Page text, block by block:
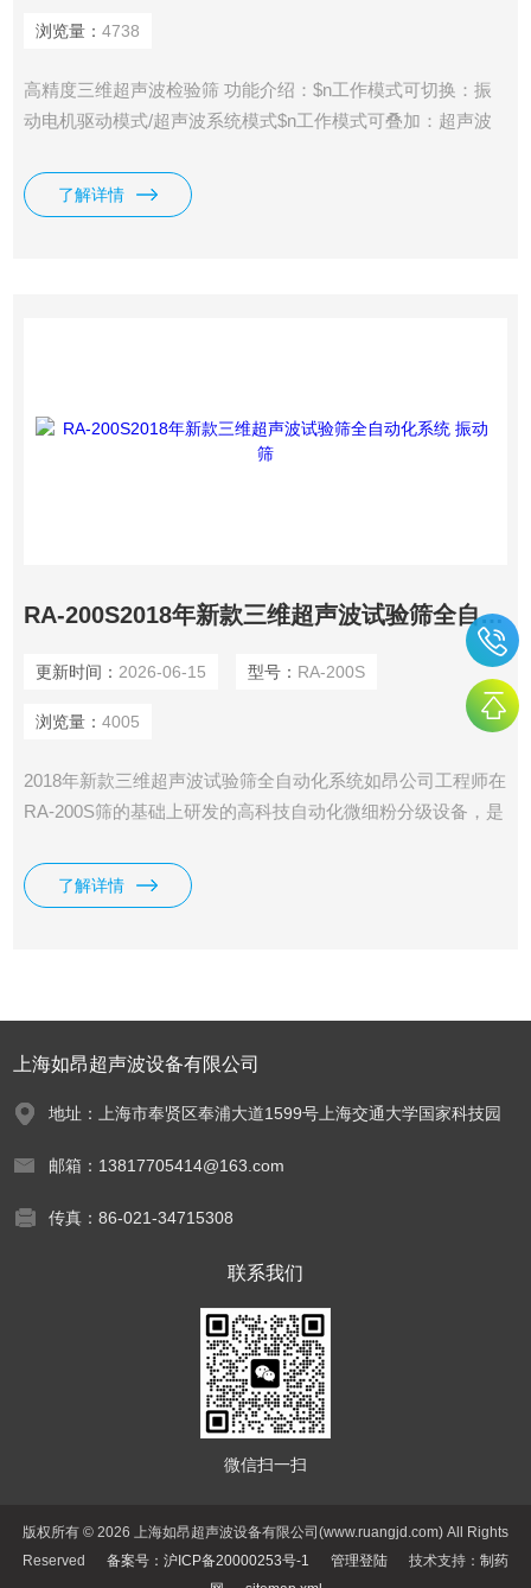
浏览量： 4738
高精度三维超声波检验筛 功能介绍：$n工作模式可切换：振
动电机驱动模式/超声波系统模式$n工作模式可叠加：超声波
分钟
了解详情
RA-200S2018年新款三维超声波试验筛全自动化系统 振动筛
更新时间： 2026-06-15 型号： RA-200S
浏览量： 4005
2018年新款三维超声波试验筛全自动化系统如昂公司工程师在
RA-200S筛的基础上研发的高科技自动化微细粉分级设备，是
解决仪器
了解详情
上海如昂超声波设备有限公司
地址：上海市奉贤区奉浦大道1599号上海交通大学国家科技园
邮箱：13817705414@163.com
传真：86-021-34715308
联系我们
微信扫一扫
版权所有 © 2026 上海如昂超声波设备有限公司(www.ruangjd.com) All Rights
Reserved 备案号：沪ICP备20000253号-1 管理登陆 技术支持： 制药